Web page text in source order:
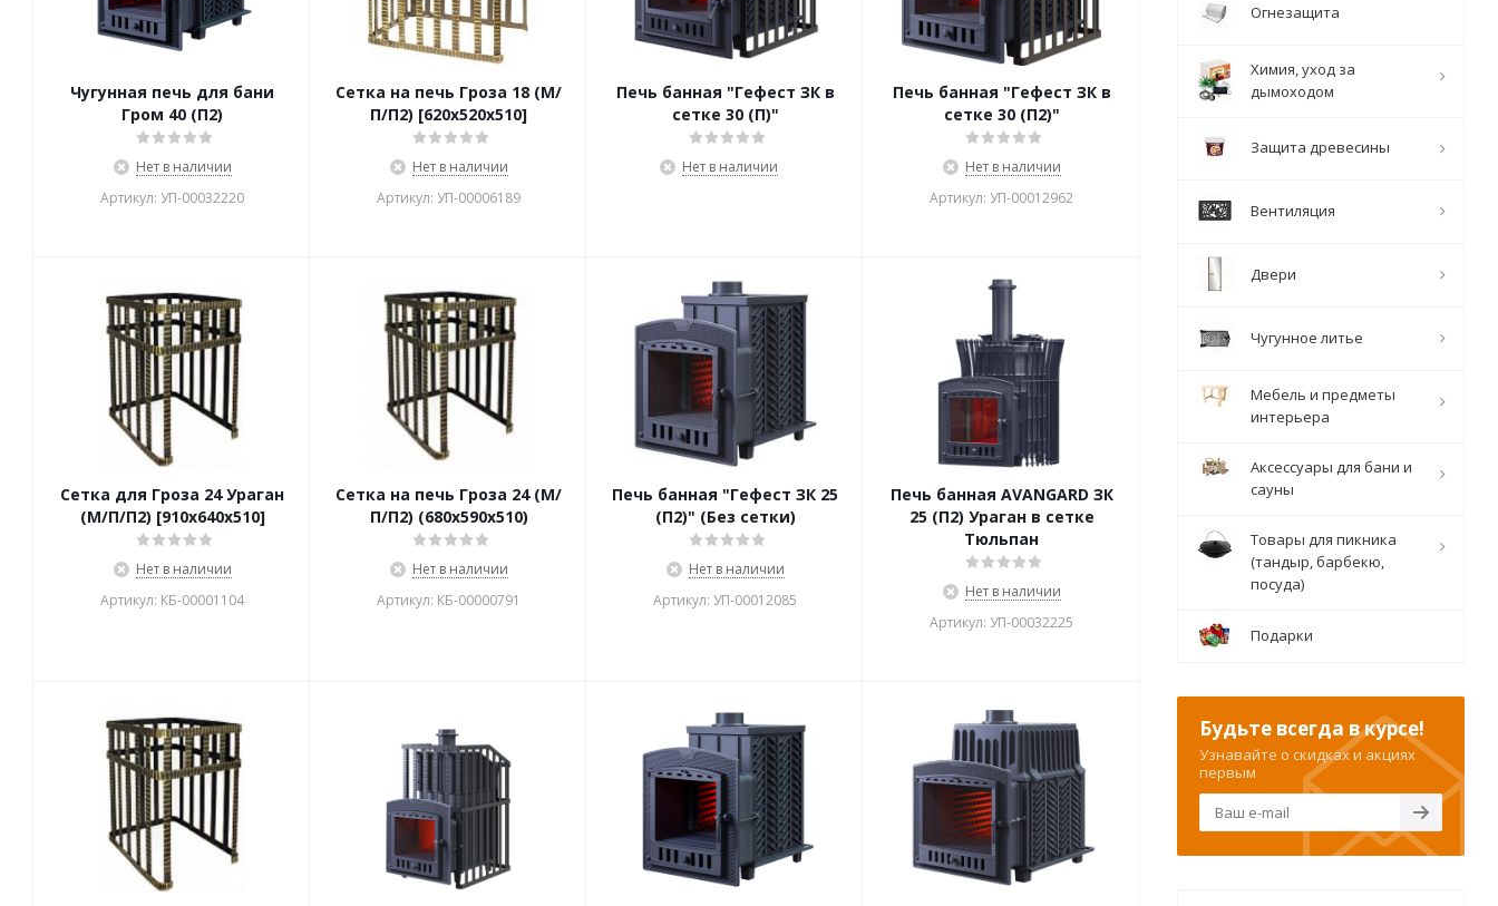
Чугунная печь для бани
Гром 40 (П2)
Нет в наличии
Артикул: УП-00032220
Сетка на печь Гроза 18 (М/
П/П2) [620х520х510]
Нет в наличии
Артикул: УП-00006189
Печь банная "Гефест ЗК в
сетке 30 (П)"
Нет в наличии
Печь банная "Гефест ЗК в
сетке 30 (П2)"
Нет в наличии
Артикул: УП-00012962
Сетка для Гроза 24 Ураган
(М/П/П2) [910х640х510]
Нет в наличии
Артикул: КБ-00001104
Сетка на печь Гроза 24 (М/
П/П2) (680х590х510)
Нет в наличии
Артикул: КБ-00000791
Печь банная "Гефест ЗК 25
(П2)" (Без сетки)
Нет в наличии
Артикул: УП-00012085
Печь банная AVANGARD ЗК
25 (П2) Ураган в сетке
Тюльпан
Нет в наличии
Артикул: УП-00032225
Огнезащита
Химия, уход за
дымоходом
Защита древесины
Вентиляция
Двери
Чугунное литье
Мебель и предметы
интерьера
Аксессуары для бани и
сауны
Товары для пикника
(тандыр, барбекю,
посуда)
Подарки
Будьте всегда в курсе!
Узнавайте о скидках и акциях
первым